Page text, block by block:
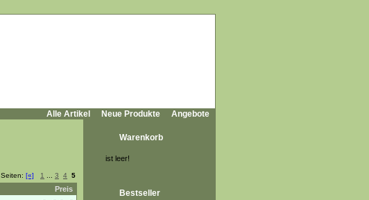
Alle Artikel Neue Produkte Angebote
Seiten: [«] 1 3 4 5
Preis
Warenkorb
ist leer!
Bestseller